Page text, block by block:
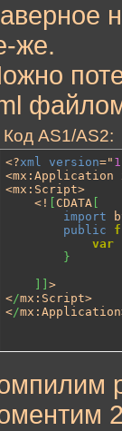
же.
Код AS1/AS2:
<?xml version="
<mx:Application
<mx:Script>
	<!
CDATA
import
public
var
}
>
</mx:Script>
</